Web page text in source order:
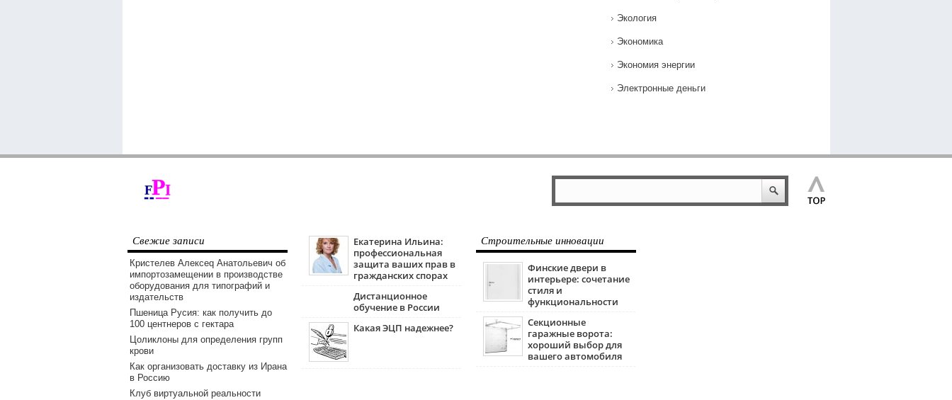
Экология
Экономика
Экономия энергии
Электронные деньги
Свежие записи
Кристелев Алексеq Анатольевич об
импортозамещении в производстве
оборудования для типографий и
издательств
Пшеница Русия: как получить до
100 центнеров с гектара
Цоликлоны для определения групп
крови
Как организовать доставку из Ирана
в Россию
Клуб виртуальной реальности
Екатерина Ильина:
профессиональная
защита ваших прав в
гражданских спорах
Дистанционное
обучение в России
Какая ЭЦП надежнее?
Строительные инновации
Финские двери в
интерьере: сочетание
стиля и
функциональности
Секционные
гаражные ворота:
хороший выбор для
вашего автомобиля